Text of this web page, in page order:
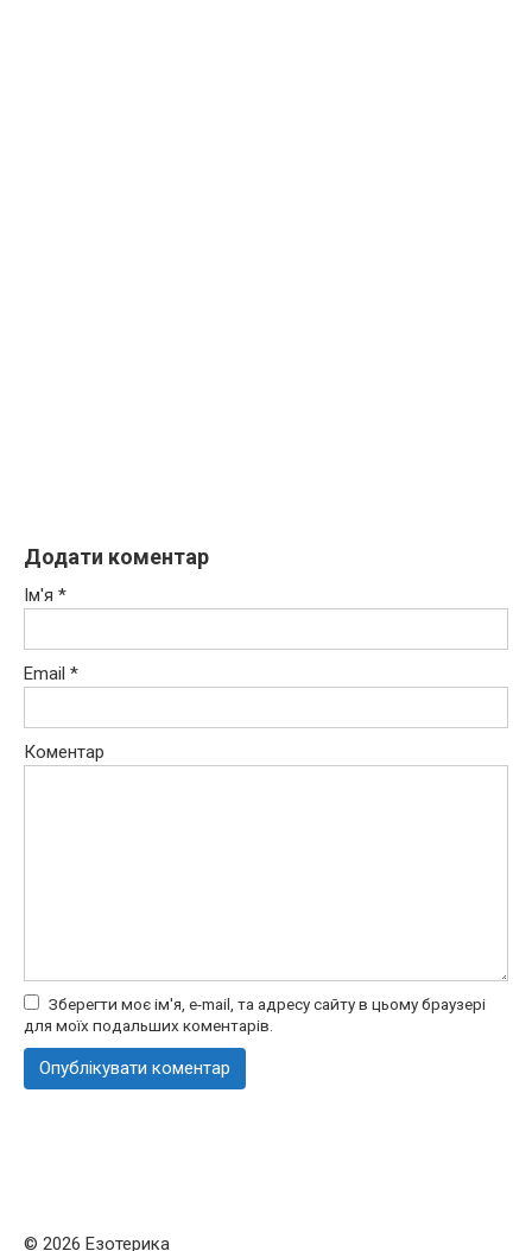
Додати коментар
Ім'я *
Email *
Коментар
Зберегти моє ім'я, e-mail, та адресу сайту в цьому браузері
для моїх подальших коментарів.
© 2026 Езотерика